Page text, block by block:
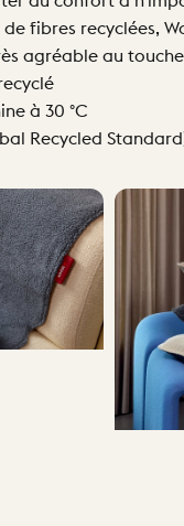
fibres recyclées,
agréable au
à 30 °C
Recycled